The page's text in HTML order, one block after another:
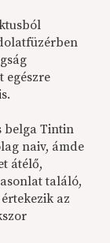
egészre
belga Tintin
naiv, ámde
átélő,
találó,
az